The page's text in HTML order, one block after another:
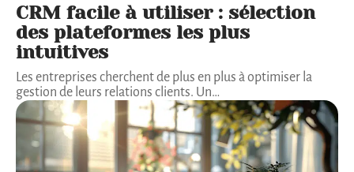
CRM facile à utiliser : sélection
des plateformes les plus
intuitives
Les entreprises cherchent de plus en plus à optimiser la
gestion de leurs relations clients. Un…